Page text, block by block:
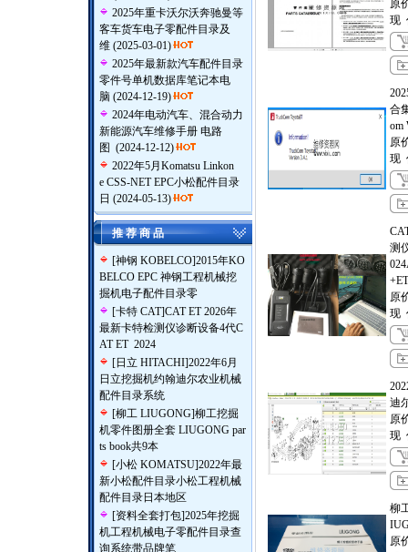
2025年重卡沃尔沃奔驰曼等
客车货车电子零配件目录及
维 (2025-03-01)
2025年最新款汽车配件目录
零件号单机数据库笔记本电
脑 (2024-12-19)
2024年电动汽车、混合动力
新能源汽车维修手册 电路
图 (2024-12-12)
2022年5月Komatsu Linkon
e CSS-NET EPC小松配件目录
日 (2024-05-13)
推 荐 商 品
[神钢 KOBELCO]2015年KO
BELCO EPC 神钢工程机械挖
掘机电子配件目录零
[卡特 CAT]CAT ET 2026年
最新卡特检测仪诊断设备4代C
AT ET 2024
[日立 HITACHI]2022年6月
日立挖掘机约翰迪尔农业机械
配件目录系统
[柳工 LIUGONG]柳工挖掘
机零件图册全套 LIUGONG par
ts book共9本
[小松 KOMATSU]2022年最
新小松配件目录小松工程机械
配件目录日本地区
[资料全套打包]2025年挖掘
机工程机械电子零配件目录查
询系统带品牌笔
原
现
合
om
原
现
测
原
现
迪
原
现
柳
原